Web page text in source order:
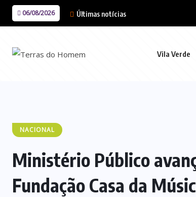
06/08/2026 Últimas notícias
Vila Verde
NACIONAL
Ministério Público
Fundação Casa da